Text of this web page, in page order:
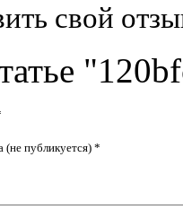
свой
(не публикуется) *